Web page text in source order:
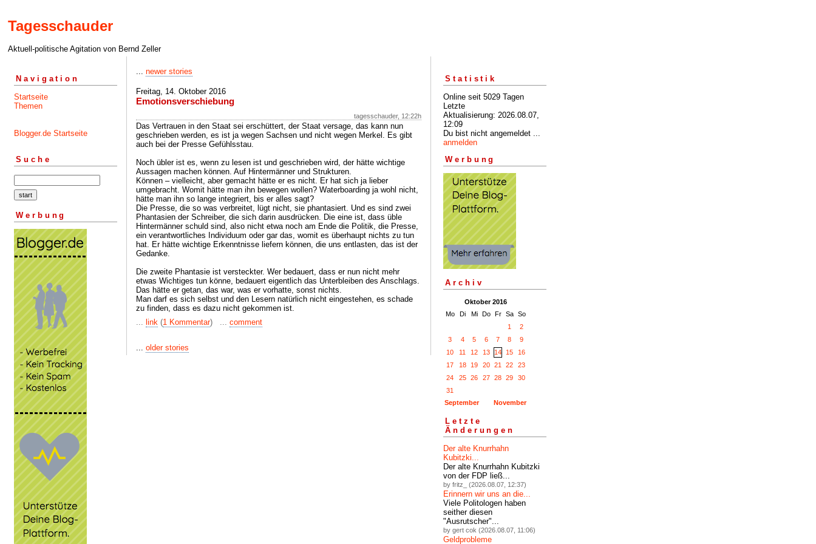
Tagesschauder
Aktuell-politische Agitation von Bernd Zeller
Navigation
Startseite
Themen
Blogger.de Startseite
Suche
Werbung
... newer stories
Freitag, 14. Oktober 2016
Emotionsverschiebung
tagesschauder, 12:22h
Das Vertrauen in den Staat sei erschüttert, der Staat versage, das kann nun
geschrieben werden, es ist ja wegen Sachsen und nicht wegen Merkel. Es gibt
auch bei der Presse Gefühlsstau.
Noch übler ist es, wenn zu lesen ist und geschrieben wird, der hätte wichtige
Aussagen machen können. Auf Hintermänner und Strukturen.
Können – vielleicht, aber gemacht hätte er es nicht. Er hat sich ja lieber
umgebracht. Womit hätte man ihn bewegen wollen? Waterboarding ja wohl nicht,
hätte man ihn so lange integriert, bis er alles sagt?
Die Presse, die so was verbreitet, lügt nicht, sie phantasiert. Und es sind zwei
Phantasien der Schreiber, die sich darin ausdrücken. Die eine ist, dass üble
Hintermänner schuld sind, also nicht etwa noch am Ende die Politik, die Presse,
ein verantwortliches Individuum oder gar das, womit es überhaupt nichts zu tun
hat. Er hätte wichtige Erkenntnisse liefern können, die uns entlasten, das ist der
Gedanke.
Die zweite Phantasie ist versteckter. Wer bedauert, dass er nun nicht mehr
etwas Wichtiges tun könne, bedauert eigentlich das Unterbleiben des Anschlags.
Das hätte er getan, das war, was er vorhatte, sonst nichts.
Man darf es sich selbst und den Lesern natürlich nicht eingestehen, es schade
zu finden, dass es dazu nicht gekommen ist.
... link (1 Kommentar) ... comment
... older stories
Statistik
Online seit 5029 Tagen
Letzte
Aktualisierung: 2026.08.07,
12:09
Du bist nicht angemeldet ...
anmelden
Werbung
Archiv
Oktober 2016
Mo
Di Mi Do Fr Sa
So
1
2
3
4 5 6 7 8
9
10
11 12 13 14 15
16
17
18 19 20 21 22
23
24
25 26 27 28 29
30
31
September
November
Letzte
Änderungen
Der alte Knurrhahn
Kubitzki...
Der alte Knurrhahn Kubitzki
von der FDP ließ...
by fritz_ (2026.08.07, 12:37)
Erinnern wir uns an die...
Viele Politologen haben
seither diesen
"Ausrutscher"...
by gert cok (2026.08.07, 11:06)
Geldprobleme